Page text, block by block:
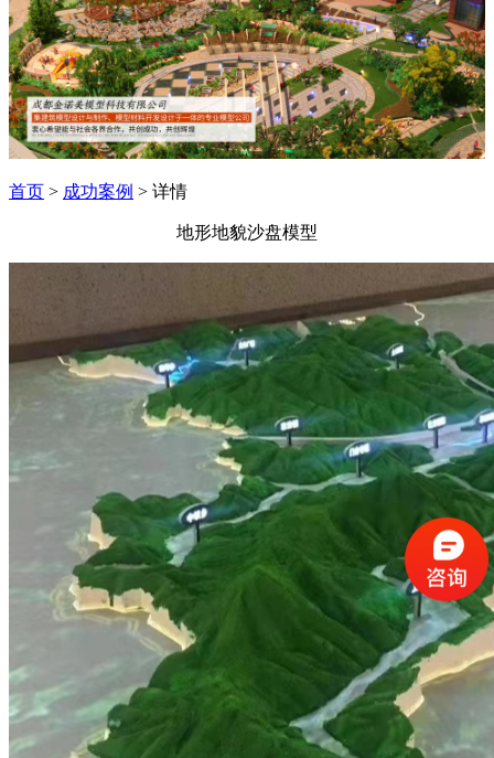
首页 > 成功案例 > 详情
地形地貌沙盘模型